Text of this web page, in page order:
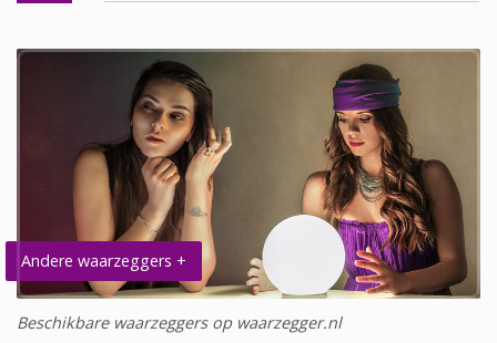
Andere waarzeggers +
Beschikbare waarzeggers op waarzegger.nl